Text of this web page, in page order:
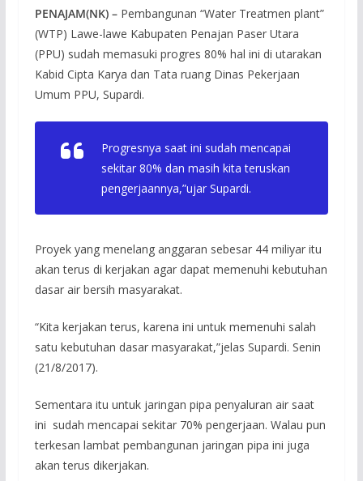
PENAJAM(NK) –Pembangunan “Water Treatmen plant”
(WTP) Lawe-lawe Kabupaten Penajan Paser Utara
(PPU) sudah memasuki progres 80% hal ini di utarakan
Kabid Cipta Karya dan Tata ruang Dinas Pekerjaan
Umum PPU, Supardi.
Progresnya saat ini sudah mencapai
sekitar 80% dan masih kita teruskan
pengerjaannya,”ujar Supardi.
Proyek yang menelang anggaran sebesar 44 miliyar itu
akan terus di kerjakan agar dapat memenuhi kebutuhan
dasar air bersih masyarakat.
“Kita kerjakan terus, karena ini untuk memenuhi salah
satu kebutuhan dasar masyarakat,”jelas Supardi. Senin
(21/8/2017).
Sementara itu untuk jaringan pipa penyaluran air saat
ini sudah mencapai sekitar 70% pengerjaan. Walau pun
terkesan lambat pembangunan jaringan pipa ini juga
akan terus dikerjakan.